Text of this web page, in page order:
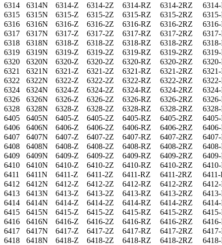
6314
6314N 6314-Z 6314-2Z 6314-RZ 6314-2RZ
6315
6315N 6315-Z 6315-2Z 6315-RZ 6315-2RZ
6316
6316N 6316-Z 6316-2Z 6316-RZ 6316-2RZ
6317
6317N 6317-Z 6317-2Z 6317-RZ 6317-2RZ
6318
6318N 6318-Z 6318-2Z 6318-RZ 6318-2RZ
6319
6319N 6319-Z 6319-2Z 6319-RZ 6319-2RZ
6320
6320N 6320-Z 6320-2Z 6320-RZ 6320-2RZ
6321
6321N 6321-Z 6321-2Z 6321-RZ 6321-2RZ
6322
6322N 6322-Z 6322-2Z 6322-RZ 6322-2RZ
6324
6324N 6324-Z 6324-2Z 6324-RZ 6324-2RZ
6326
6326N 6326-Z 6326-2Z 6326-RZ 6326-2RZ
6328
6328N 6328-Z 6328-2Z 6328-RZ 6328-2RZ
6405
6405N 6405-Z 6405-2Z 6405-RZ 6405-2RZ
6406
6406N 6406-Z 6406-2Z 6406-RZ 6406-2RZ
6407
6407N 6407-Z 6407-2Z 6407-RZ 6407-2RZ
6408
6408N 6408-Z 6408-2Z 6408-RZ 6408-2RZ
6409
6409N 6409-Z 6409-2Z 6409-RZ 6409-2RZ
6410
6410N 6410-Z 6410-2Z 6410-RZ 6410-2RZ
6411
6411N 6411-Z 6411-2Z 6411-RZ 6411-2RZ
6412
6412N 6412-Z 6412-2Z 6412-RZ 6412-2RZ
6413
6413N 6413-Z 6413-2Z 6413-RZ 6413-2RZ
6414
6414N 6414-Z 6414-2Z 6414-RZ 6414-2RZ
6415
6415N 6415-Z 6415-2Z 6415-RZ 6415-2RZ
6416
6416N 6416-Z 6416-2Z 6416-RZ 6416-2RZ
6417
6417N 6417-Z 6417-2Z 6417-RZ 6417-2RZ
6418
6418N 6418-Z 6418-2Z 6418-RZ 6418-2RZ